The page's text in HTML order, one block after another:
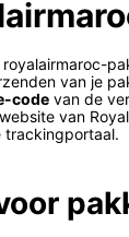
van je
code van de
van
trackingportaal.